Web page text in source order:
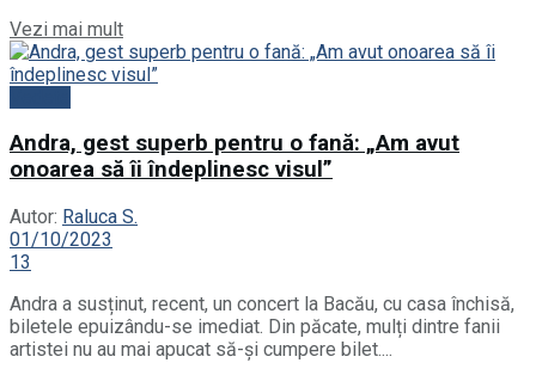
Vezi mai multDetails
Andra, gest superb pentru o fană: „Am avut
onoarea să îi îndeplinesc visul”
Autor: Raluca S.
01/10/2023
13
Andra a susținut, recent, un concert la Bacău, cu casa închisă,
biletele epuizându-se imediat. Din păcate, mulți dintre fanii
artistei nu au mai apucat să-și cumpere bilet....